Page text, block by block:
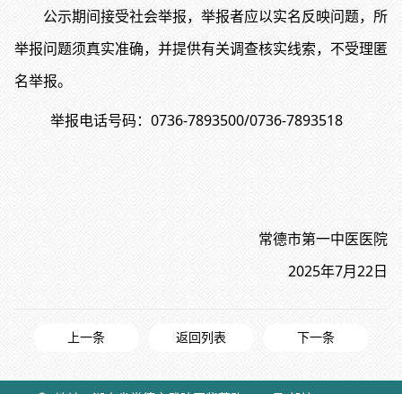
公示期间接受社会举报，举报者应以实名反映问题，所
举报问题须真实准确，并提供有关调查核实线索，不受理匿
名举报。
举报电话号码：0736-7893500/0736-7893518
常德市第一中医医院
2025年7月22日
上一条 返回列表 下一条